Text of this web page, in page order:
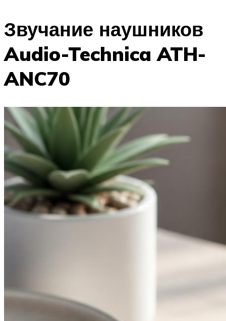
Звучание наушников
Audio-Technica ATH-
ANC70